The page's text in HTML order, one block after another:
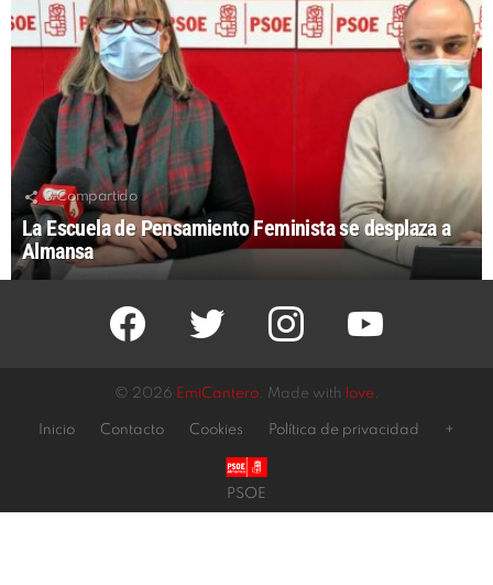
3 Compartido
La Escuela de Pensamiento Feminista se desplaza a
Almansa
facebook twitter instagram youtube
© 2026 EmiCantero. Made with love.
Inicio Contacto Cookies Política de privacidad +
PSOE